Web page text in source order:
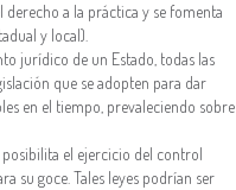
a la práctica y se fomenta
y local).
jurídico de un Estado, todas las
que se adopten para dar
en el tiempo, prevaleciendo sobre
el ejercicio del control
su goce. Tales leyes podrían ser